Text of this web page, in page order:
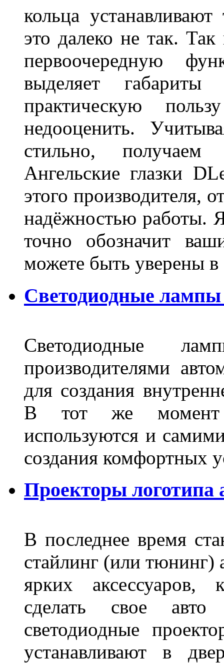
кольца
это далеко не так. Так
первоочередную
выделяет
практическую
недооценить.
стильно,
Ангельские глазки
этого производителя,
надёжностью работы.
точно обозначит
можете быть уверены
Светодиодные
Светодиодные
производителями
для создания
В тот же момент
используются и
создания комфортных
Проекторы логотипа
В последнее время
стайлинг (или тюнинг)
ярких аксессуаров,
сделать свое
светодиодные
устанавливают в